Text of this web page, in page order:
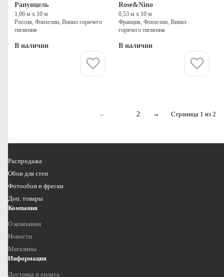
Рапунцель
1,06 м х 10 м
Россия, Флизелин, Винил горячего
тиснения
В наличии
Rose&Nino
0,53 м х 10 м
Франция, Флизелин, Винил
горячего тиснения
В наличии
← 2 → Страница 1 из 2
Распродажа
Обои для стен
Фотообои и фрески
Доп. товары
Компания
О компании
Новости
Магазины
Информация
Доставка и оплата